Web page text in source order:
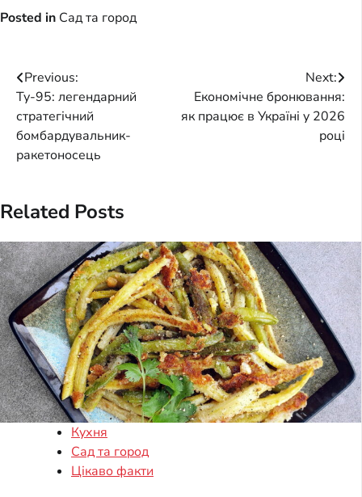
Posted in Сад та город
Post
navigation
Previous:
Ту-95: легендарний
стратегічний
бомбардувальник-
ракетоносець
Next:
Економічне бронювання:
як працює в Україні у 2026
році
Related Posts
Кухня
Сад та город
Цікаво факти